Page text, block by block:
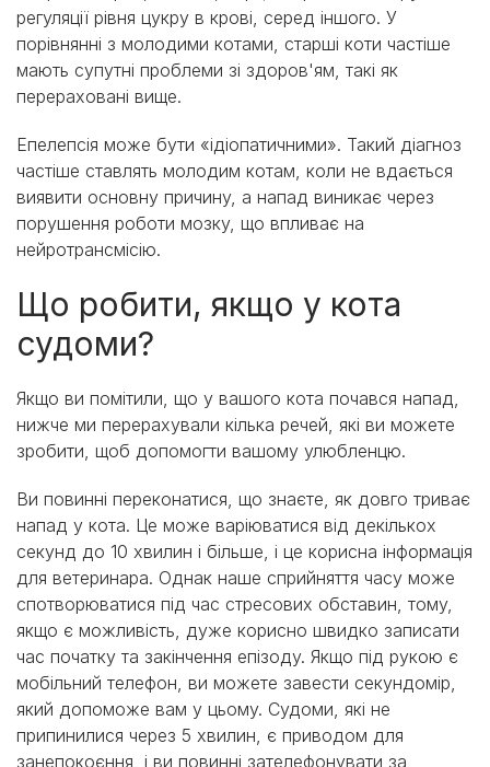
регуляції рівня цукру в крові, серед іншого. У
порівнянні з молодими котами, старші коти частіше
мають супутні проблеми зі здоров'ям, такі як
перераховані вище.
Епелепсія може бути «ідіопатичними». Такий діагноз
частіше ставлять молодим котам, коли не вдається
виявити основну причину, а напад виникає через
порушення роботи мозку, що впливає на
нейротрансмісію.
Що робити, якщо у кота
судоми?
Якщо ви помітили, що у вашого кота почався напад,
нижче ми перерахували кілька речей, які ви можете
зробити, щоб допомогти вашому улюбленцю.
Ви повинні переконатися, що знаєте, як довго триває
напад у кота. Це може варіюватися від декількох
секунд до 10 хвилин і більше, і це корисна інформація
для ветеринара. Однак наше сприйняття часу може
спотворюватися під час стресових обставин, тому,
якщо є можливість, дуже корисно швидко записати
час початку та закінчення епізоду. Якщо під рукою є
мобільний телефон, ви можете завести секундомір,
який допоможе вам у цьому. Судоми, які не
припинилися через 5 хвилин, є приводом для
занепокоєння, і ви повинні зателефонувати за